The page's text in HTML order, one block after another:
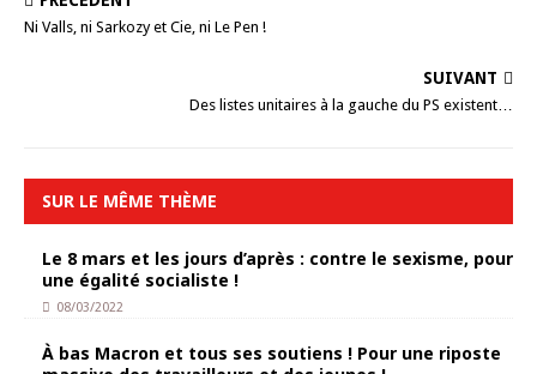
Ni Valls, ni Sarkozy et Cie, ni Le Pen !
SUIVANT
Des listes unitaires à la gauche du PS existent…
SUR LE MÊME THÈME
Le 8 mars et les jours d’après : contre le sexisme, pour
une égalité socialiste !
08/03/2022
À bas Macron et tous ses soutiens ! Pour une riposte